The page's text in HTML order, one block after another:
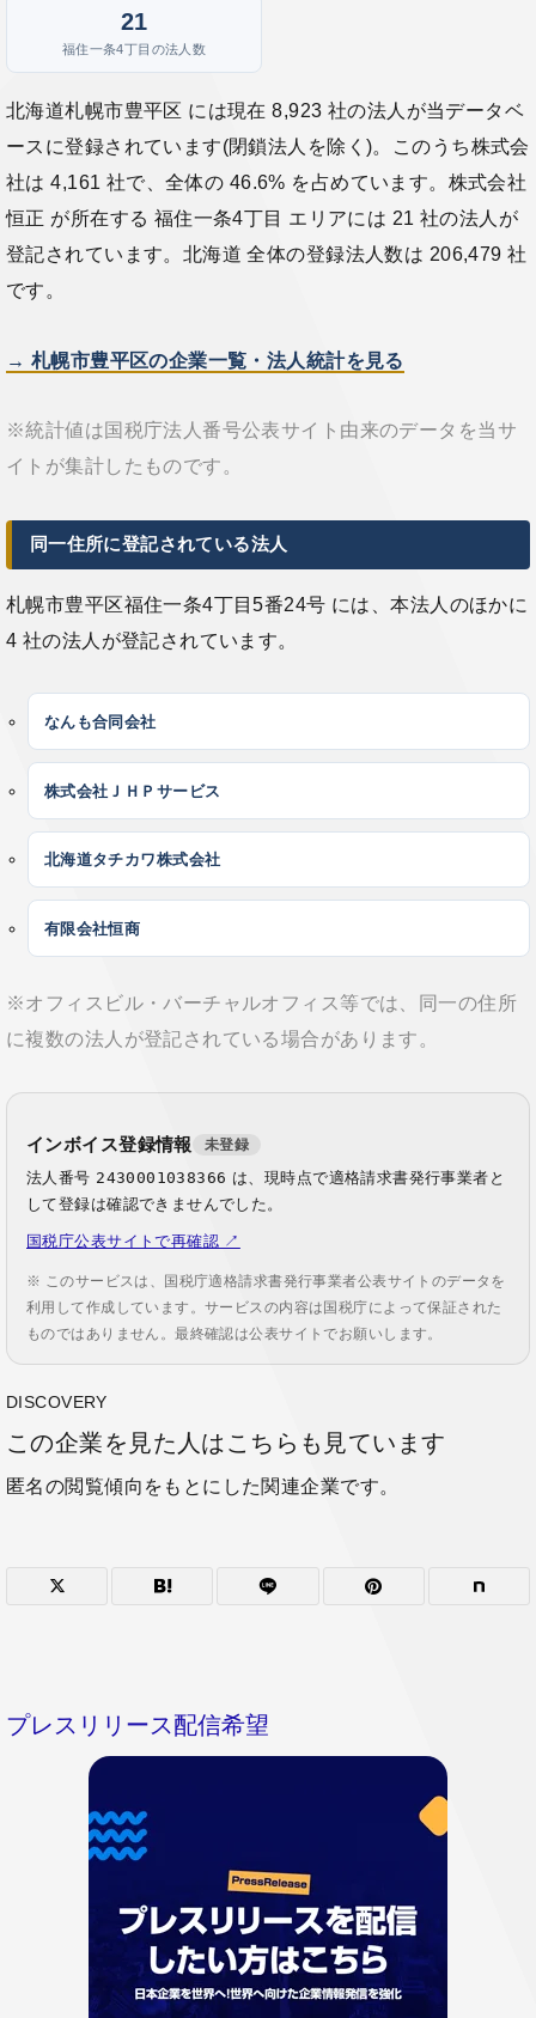
21
福住一条4丁目の法人数
北海道札幌市豊平区 には現在 8,923 社の法人が当データベ
ースに登録されています(閉鎖法人を除く)。このうち株式会
社は 4,161 社で、全体の 46.6% を占めています。株式会社
恒正 が所在する 福住一条4丁目 エリアには 21 社の法人が
登記されています。北海道 全体の登録法人数は 206,479 社
です。
→ 札幌市豊平区の企業一覧・法人統計を見る
※統計値は国税庁法人番号公表サイト由来のデータを当サ
イトが集計したものです。
同一住所に登記されている法人
札幌市豊平区福住一条4丁目5番24号 には、本法人のほかに
4 社の法人が登記されています。
なんも合同会社
株式会社ＪＨＰサービス
北海道タチカワ株式会社
有限会社恒商
※オフィスビル・バーチャルオフィス等では、同一の住所
に複数の法人が登記されている場合があります。
インボイス登録情報 未登録
法人番号 2430001038366 は、現時点で適格請求書発行事業者と
して登録は確認できませんでした。
国税庁公表サイトで再確認 ↗
※ このサービスは、国税庁適格請求書発行事業者公表サイトのデータを
利用して作成しています。サービスの内容は国税庁によって保証された
ものではありません。最終確認は公表サイトでお願いします。
DISCOVERY
この企業を見た人はこちらも見ています
匿名の閲覧傾向をもとにした関連企業です。
プレスリリース配信希望